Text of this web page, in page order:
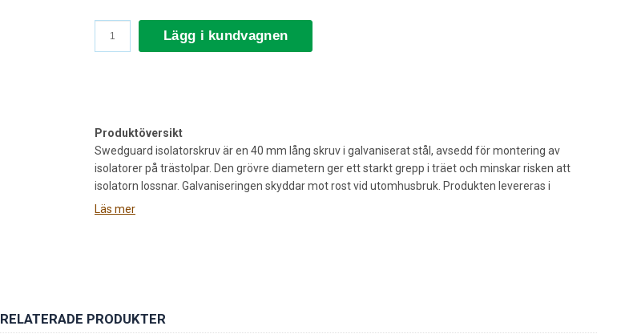
Lägg i kundvagnen
Produktöversikt
Swedguard isolatorskruv är en 40 mm lång skruv i galvaniserat stål, avsedd för montering av
isolatorer på trästolpar. Den grövre diametern ger ett starkt grepp i träet och minskar risken att
isolatorn lossnar. Galvaniseringen skyddar mot rost vid utomhusbruk. Produkten levereras i
förpackning om 250 skruvar.
Den används främst vid:
Läs mer
RELATERADE PRODUKTER